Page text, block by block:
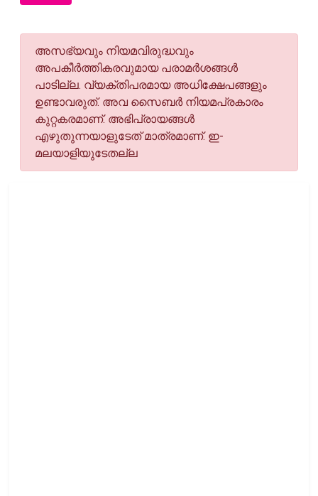
അസഭ്യവും നിയമവിരുദ്ധവും
അപകീര്‍ത്തികരവുമായ പരാമര്‍ശങ്ങള്‍
പാടില്ല. വ്യക്തിപരമായ അധിക്ഷേപങ്ങളും
ഉണ്ടാവരുത്. അവ സൈബര്‍ നിയമപ്രകാരം
കുറ്റകരമാണ്. അഭിപ്രായങ്ങള്‍
എഴുതുന്നയാളുടേത് മാത്രമാണ്. ഇ-
മലയാളിയുടേതല്ല